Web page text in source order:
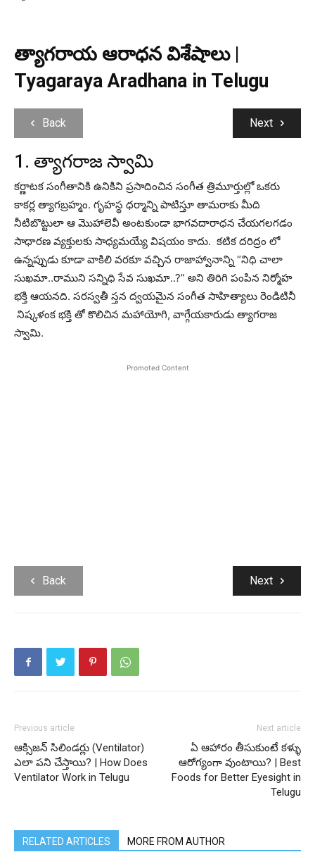
త్యాగరాయ ఆరాధన విశేషాలు |
Tyagaraya Aradhana in Telugu
Back Next
1. త్యాగరాజ స్వామి
కర్ణాటక సంగీతానికి ఉనికిని ప్రసాదించిన సంగీత త్రిమూర్తుల్లో ఒకరు
కాకర్ల త్యాగబ్రహ్మం. గృహస్థ ధర్మాన్ని పాటిస్తూ తామరాకు మీది
నీటిబొట్టులా ఆ మొహాలెవీ అంటకుండా భాగవదారాధన చేయగలగడం
సాధారణ వ్యక్తులకు సాధ్యమయ్యే విషయం కాదు. కటిక దరిద్రం లో
ఉన్నప్పుడు కూడా వాకిలి వరకూ వచ్చిన రాజాహ్వానాన్ని “నిధి చాలా
సుఖమా..రాముని సన్నిధి సేవ సుఖమా..?” అని తిరిగి పంపిన నిర్మోహ
భక్తి ఆయనది. సరస్వతీ స్తన ద్వయమైన సంగీత సాహిత్యాలు రెండిటినీ
నిష్కళంక భక్తి తో కొలిచిన మహాయోగి, వాగ్గేయకారుడు త్యాగరాజ
స్వామి.
Promoted Content
Back Next
Previous article
ఆక్సిజన్‌ సిలిండర్లు (Ventilator)
ఎలా పని చేస్తాయి? | How Does
Ventilator Work in Telugu
Next article
ఏ ఆహారం తీసుకుంటే కళ్ళు
ఆరోగ్యంగా వుంటాయి? | Best
Foods for Better Eyesight in
Telugu
RELATED ARTICLES MORE FROM AUTHOR